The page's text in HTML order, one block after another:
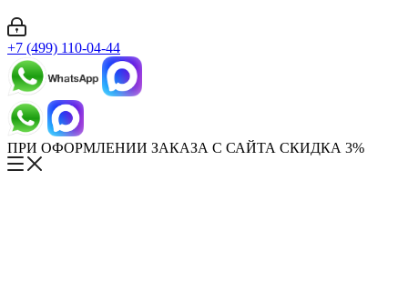
+7 (499) 110-04-44
ПРИ ОФОРМЛЕНИИ ЗАКАЗА С САЙТА СКИДКА 3%